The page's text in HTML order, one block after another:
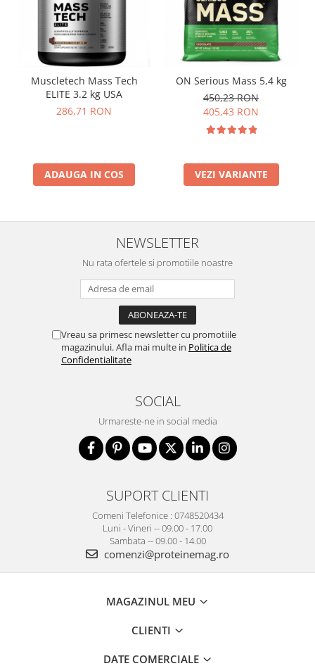
Muscletech Mass Tech
ELITE 3.2 kg USA
286,71 RON
ADAUGA IN COS
ON Serious Mass 5,4 kg
450,23 RON
405,43 RON
VEZI VARIANTE
NEWSLETTER
Nu rata ofertele si promotiile noastre
Vreau sa primesc newsletter cu promotiile
magazinului. Afla mai multe in Politica de
Confidentialitate
SOCIAL
Urmareste-ne in social media
SUPORT CLIENTI
Comeni Telefonice : 0748520434
Luni - Vineri -- 09.00 - 17.00
Sambata -- 09.00 - 14.00
comenzi@proteinemag.ro
MAGAZINUL MEU
CLIENTI
DATE COMERCIALE